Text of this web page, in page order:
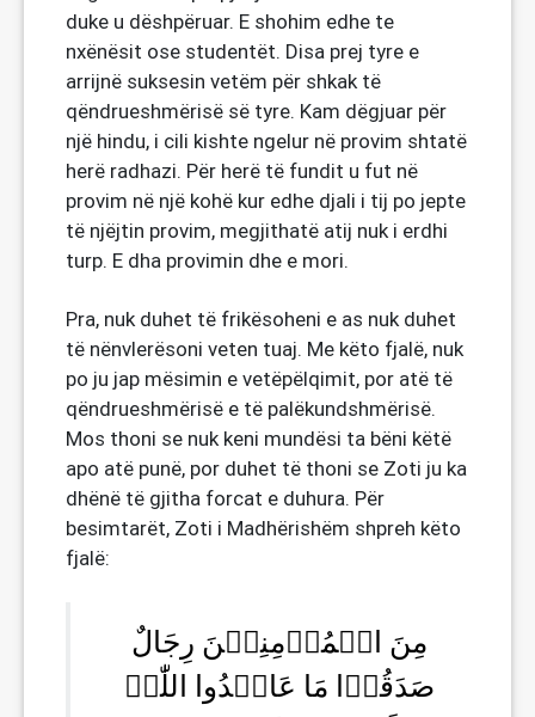
duke u dëshpëruar. E shohim edhe te
nxënësit ose studentët. Disa prej tyre e
arrijnë suksesin vetëm për shkak të
qëndrueshmërisë së tyre. Kam dëgjuar për
një hindu, i cili kishte ngelur në provim shtatë
herë radhazi. Për herë të fundit u fut në
provim në një kohë kur edhe djali i tij po jepte
të njëjtin provim, megjithatë atij nuk i erdhi
turp. E dha provimin dhe e mori.
Pra, nuk duhet të frikësoheni e as nuk duhet
të nënvlerësoni veten tuaj. Me këto fjalë, nuk
po ju jap mësimin e vetëpëlqimit, por atë të
qëndrueshmërisë e të palëkundshmërisë.
Mos thoni se nuk keni mundësi ta bëni këtë
apo atë punë, por duhet të thoni se Zoti ju ka
dhënë të gjitha forcat e duhura. Për
besimtarët, Zoti i Madhërishëm shpreh këto
fjalë:
مِنَ الۡمُؤۡمِنِیۡنَ رِجَالٌ
صَدَقُوۡا مَا عَاہَدُوا اللّٰہَ